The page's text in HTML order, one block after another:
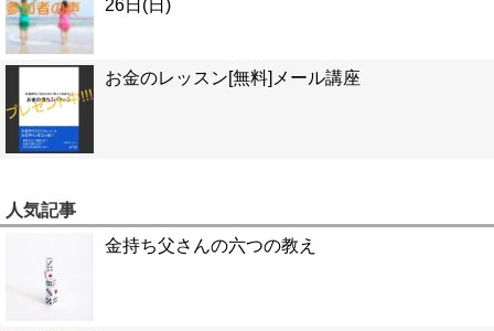
26日(日)
お金のレッスン[無料]メール講座
人気記事
金持ち父さんの六つの教え